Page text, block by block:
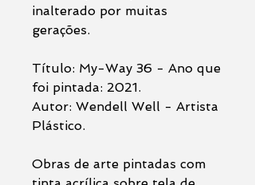
inalterado por muitas
gerações.
Título: My-Way 36 - Ano que
foi pintada: 2021.
Autor: Wendell Well - Artista
Plástico.
Obras de arte pintadas com